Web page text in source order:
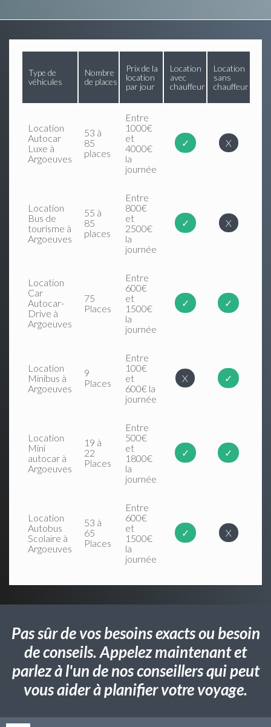
Type de
véhicules
Nombre
de places
Prix de la
location
par jour
Location
avec
chauffeur
Location
sans
chauffeur
Location
Autocar
Luxe à
Argoeuves
53 à
85
places
Entre
1000€
et
4000€
la
journée
✓ X
Location
Bus de
tourisme à
Argoeuves
55 à
85
places
Entre
800€
et
2500€
la
journée
✓ X
Location
Car
Autocar-
Drive à
Argoeuves
75
Places
Entre
600€
et
1500€
la
journée
✓ ✓
Location
Minibus à
Argoeuves
9
Places
Entre
100€
et
600€ la
journée
X ✓
Location
Mini
autocar à
Argoeuves
19 à
22
Places
Entre
500€
et
1800€
la
journée
✓ ✓
Location
Autobus
Scolaire à
Argoeuves
53 à
65
Places
Entre
600€
et
1500€
la
journée
✓ X
Pas sûr de vos besoins exacts ou besoin
de conseils. Appelez maintenant et
parlez à l'un de nos conseillers qui peut
vous aider à planifier votre voyage.